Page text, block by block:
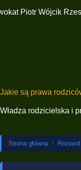
Jakie są prawa
Władza rodzicielska i
Strona główna / Rozwod